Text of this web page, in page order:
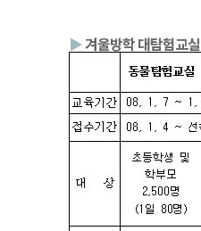
▶겨울방학 대탐험교실